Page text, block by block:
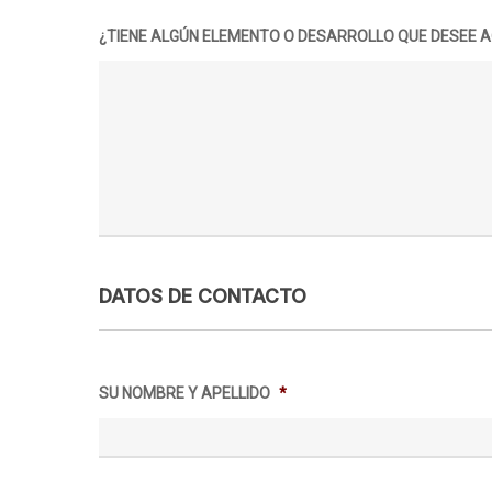
¿TIENE ALGÚN ELEMENTO O DESARROLLO QUE DESEE
DATOS DE CONTACTO
SU NOMBRE Y APELLIDO *